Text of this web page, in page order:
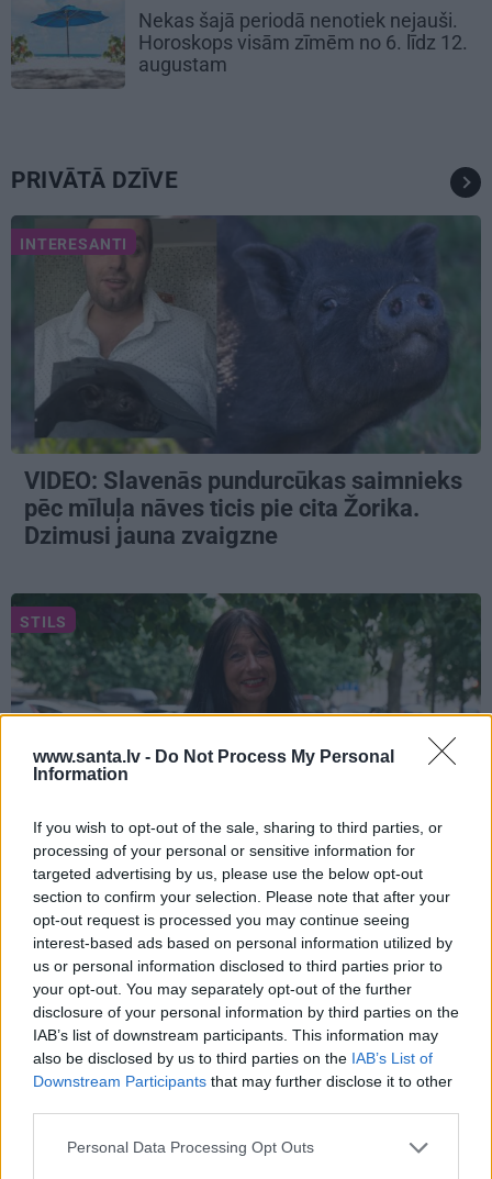
www.santa.lv - Do Not Process My Personal
Information
If you wish to opt-out of the sale, sharing to third parties, or
processing of your personal or sensitive information for
targeted advertising by us, please use the below opt-out
section to confirm your selection. Please note that after your
opt-out request is processed you may continue seeing
interest-based ads based on personal information utilized by
us or personal information disclosed to third parties prior to
your opt-out. You may separately opt-out of the further
disclosure of your personal information by third parties on the
IAB’s list of downstream participants. This information may
also be disclosed by us to third parties on the IAB’s List of
Downstream Participants that may further disclose it to other
Personal Data Processing Opt Outs
Nekas šajā periodā nenotiek nejauši.
Horoskops visām zīmēm no 6. līdz 12.
augustam
PRIVĀTĀ DZĪVE
INTERESANTI
VIDEO: Slavenās pundurcūkas saimnieks
pēc mīluļa nāves ticis pie cita Žorika.
Dzimusi jauna zvaigzne
STILS
Repšes bijusī sieva pucējas kā jauna
meitene un atklāj sava lieliskā auguma
noslēpumu
VESELĪBA ZIŅAS